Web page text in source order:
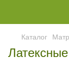
Каталог